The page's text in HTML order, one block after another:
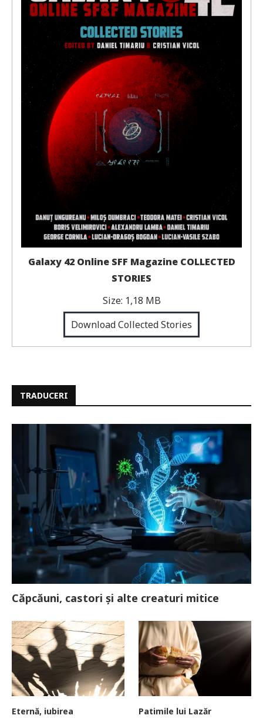
Galaxy 42 Online SFF Magazine COLLECTED
STORIES
Size: 1,18 MB
Download Collected Stories
TRADUCERI
Căpcăuni, castori și alte creaturi mitice
Eternă, iubirea Patimile lui Lazăr